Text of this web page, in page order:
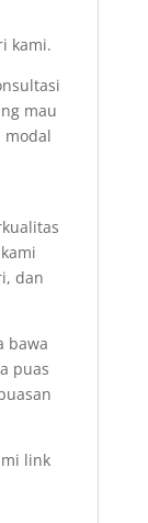
kami.
mau
modal
dan
bawa
puas
link